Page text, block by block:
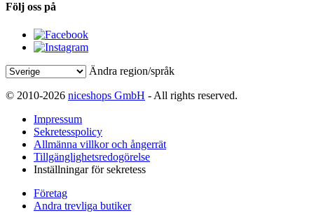
Följ oss på
Ändra region/språk
© 2010-2026 niceshops GmbH - All rights reserved.
Impressum
Sekretesspolicy
Allmänna villkor och ångerrät
Tillgänglighetsredogörelse
Inställningar för sekretess
Företag
Andra trevliga butiker